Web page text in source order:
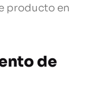
producto en
de